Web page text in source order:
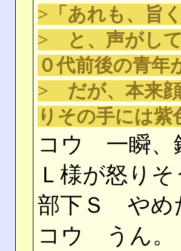
>「あれも、旨
> と、声がして
０代前後の青年
> だが、本来顔
りその手には
コウ 一瞬、
Ｌ様が怒り
部下Ｓ やめ
コウ うん。